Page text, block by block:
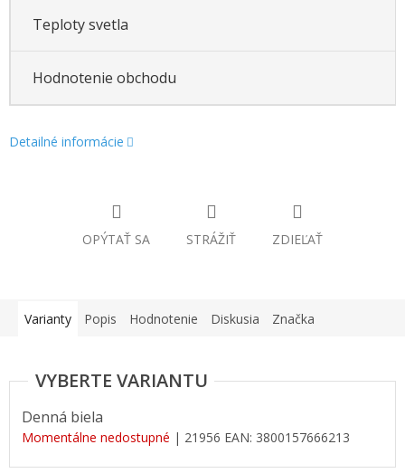
Teploty svetla
Hodnotenie obchodu
Detailné informácie
OPÝTAŤ SA STRÁŽIŤ ZDIEĽAŤ
Varianty Popis Hodnotenie Diskusia Značka
Denná biela
Momentálne nedostupné | 21956 EAN: 3800157666213